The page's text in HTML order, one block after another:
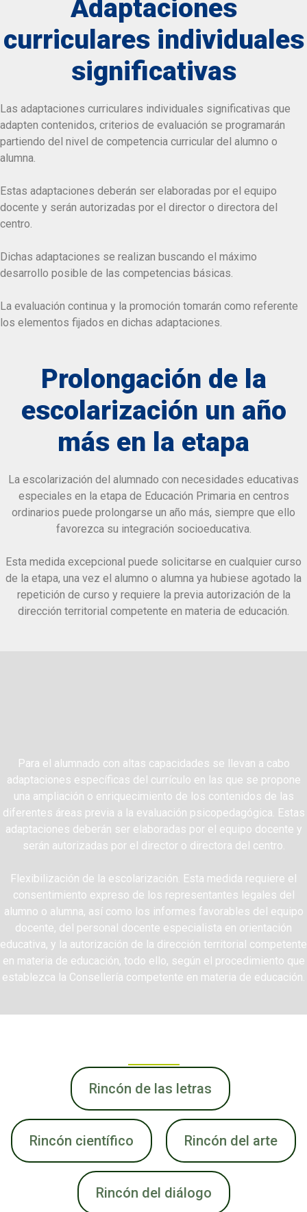
Adaptaciones
curriculares individuales
significativas
Las adaptaciones curriculares individuales significativas que
adapten contenidos, criterios de evaluación se programarán
partiendo del nivel de competencia curricular del alumno o
alumna.
Estas adaptaciones deberán ser elaboradas por el equipo
docente y serán autorizadas por el director o directora del
centro.
Dichas adaptaciones se realizan buscando el máximo
desarrollo posible de las competencias básicas.
La evaluación continua y la promoción tomarán como referente
los elementos fijados en dichas adaptaciones.
Prolongación de la
escolarización un año
más en la etapa
La escolarización del alumnado con necesidades educativas
especiales en la etapa de Educación Primaria en centros
ordinarios puede prolongarse un año más, siempre que ello
favorezca su integración socioeducativa.
Esta medida excepcional puede solicitarse en cualquier curso
de la etapa, una vez el alumno o alumna ya hubiese agotado la
repetición de curso y requiere la previa autorización de la
dirección territorial competente en materia de educación.
Para el alumnado con altas capacidades se llevan a cabo
adaptaciones específicas del currículo en las que se propone
una ampliación o enriquecimiento de los contenidos de las
diferentes áreas previa a la evaluación psicopedagógica. Estas
adaptaciones deberán ser elaboradas por el equipo docente y
serán autorizadas por el director o directora del centro.
Flexibilización de la escolarización. Esta medida requiere el
consentimiento expreso de los representantes legales del
alumno o alumna, así como los informes favorables del equipo
docente, del personal docente especialista en orientación
educativa, y la autorización de la dirección territorial competente
en materia de educación, todo ello, según el procedimiento que
establezca la Consellería competente en materia de educación.
Rincón de las letras
Rincón científico Rincón del arte
Rincón del diálogo